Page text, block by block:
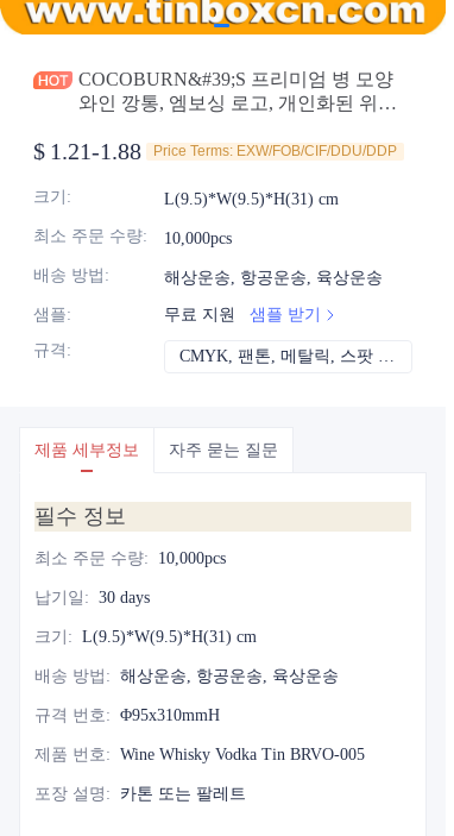
COCOBURN&#39;S 프리미엄 병 모양
와인 깡통, 엠보싱 로고, 개인화된 위스
장 도매
$ 1.21-1.88 Price Terms: EXW/FOB/CIF/DDU/DDP
크기 : L(9.5)*W(9.5)*H(31) cm
최소 주문 수량: 10,000pcs
배송 방법 : 해상운송, 항공운송, 육상운송
샘플: 무료 지원
샘플 받기
규격 : CMYK, 팬톤, 메탈릭, 스팟 컬러 등
제품 세부정보 자주 묻는 질문
필수 정보
최소 주문 수량: 10,000pcs
납기일 : 30 days
크기 : L(9.5)*W(9.5)*H(31) cm
배송 방법 : 해상운송, 항공운송, 육상운송
규격 번호: Φ95x310mmH
제품 번호: Wine Whisky Vodka Tin BRVO-005
포장 설명 : 카톤 또는 팔레트